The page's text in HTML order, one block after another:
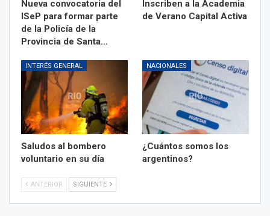
Nueva convocatoria del
ISeP para formar parte
de la Policía de la
Provincia de Santa…
Inscriben a la Academia
de Verano Capital Activa
INTERÉS GENERAL
Saludos al bombero
voluntario en su día
NACIONALES
¿Cuántos somos los
argentinos?
ANTERIOR SIGUIENTE